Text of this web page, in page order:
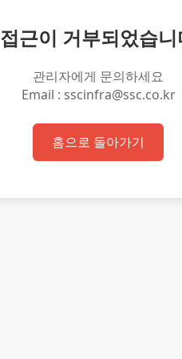
접근이 거부되었습
관리자에게 문의하세요
Email : sscinfra@ssc.co.kr
홈으로 돌아가기